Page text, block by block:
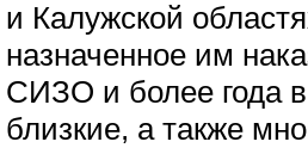
и Калужской
назначенное им
СИЗО и более года
близкие, а также